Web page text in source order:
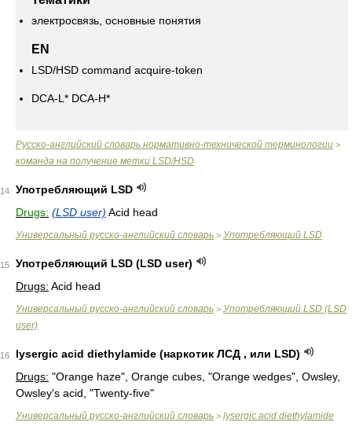
электросвязь, основные понятия
EN
LSD/HSD command acquire-token
DCA-L* DCA-H*
Русско-английский словарь нормативно-технической терминологии >
команда на получение метки LSD/HSD
14
Употребляющий LSD
Drugs: (LSD user) Acid head
Универсальный русско-английский словарь > Употребляющий LSD
15
Употребляющий LSD (LSD user)
Drugs: Acid head
Универсальный русско-английский словарь > Употребляющий LSD (LSD
user)
16
lysergic acid diethylamide (наркотик ЛСД , или LSD)
Drugs: "Orange haze", Orange cubes, "Orange wedges", Owsley,
Owsley's acid, "Twenty-five"
Универсальный русско-английский словарь > lysergic acid diethylamide